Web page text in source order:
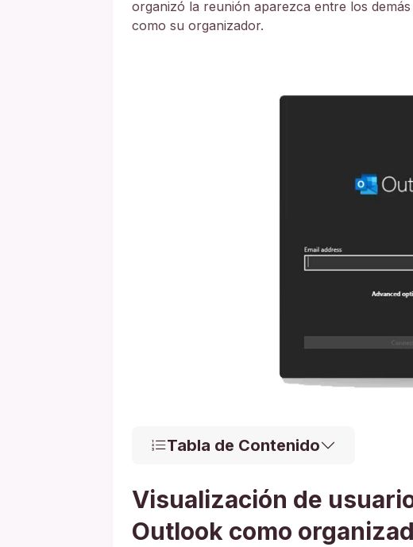
organizó la reunión aparezca entre los
como su organizador.
Tabla de Contenido
Visualización de
Outlook como